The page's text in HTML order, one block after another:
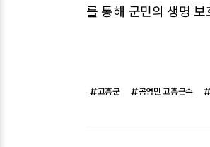
를 통해 군민의 생명
고흥군 공영민 고흥군수